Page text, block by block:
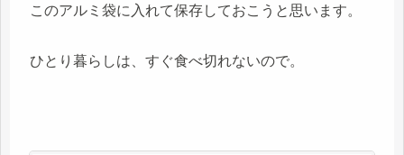
このアルミ袋に入れて保存しておこうと思います。
ひとり暮らしは、すぐ食べ切れないので。